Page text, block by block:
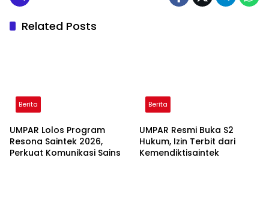
Related Posts
Berita
UMPAR Lolos Program
Resona Saintek 2026,
Perkuat Komunikasi Sains
Berita
UMPAR Resmi Buka S2
Hukum, Izin Terbit dari
Kemendiktisaintek